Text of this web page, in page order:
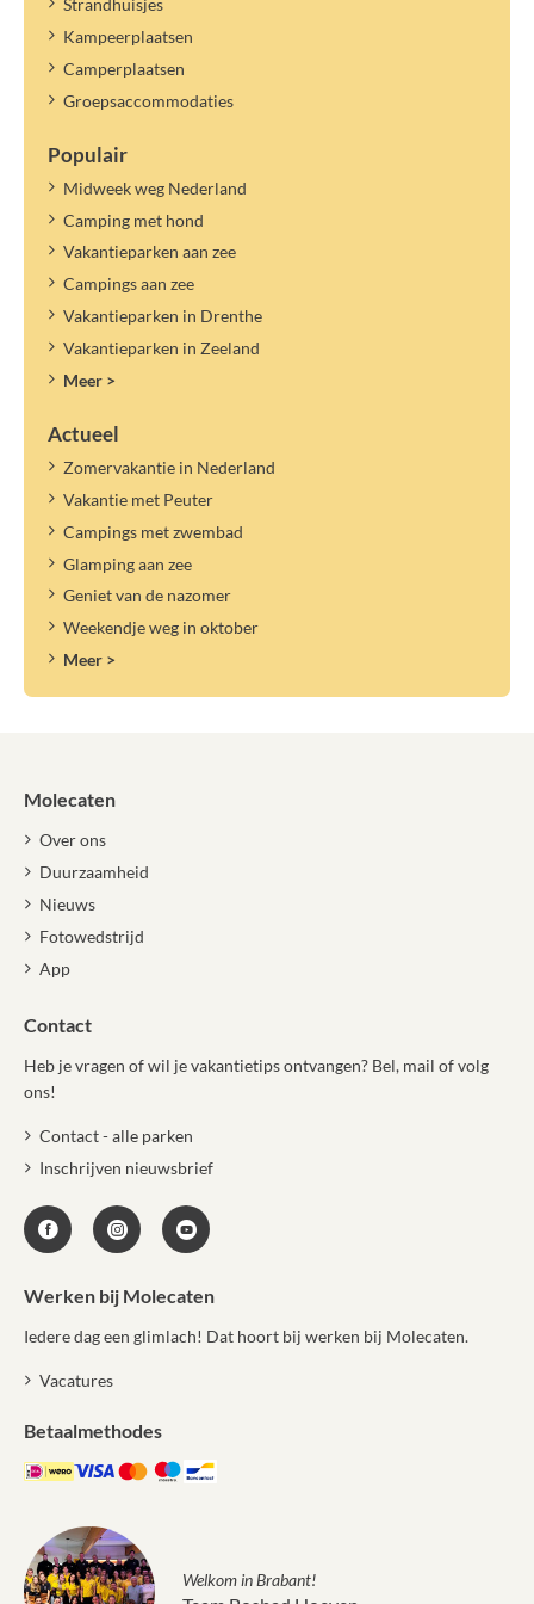
Strandhuisjes
Kampeerplaatsen
Camperplaatsen
Groepsaccommodaties
Populair
Midweek weg Nederland
Camping met hond
Vakantieparken aan zee
Campings aan zee
Vakantieparken in Drenthe
Vakantieparken in Zeeland
Meer >
Actueel
Zomervakantie in Nederland
Vakantie met Peuter
Campings met zwembad
Glamping aan zee
Geniet van de nazomer
Weekendje weg in oktober
Meer >
Molecaten
Over ons
Duurzaamheid
Nieuws
Fotowedstrijd
App
Contact
Heb je vragen of wil je vakantietips ontvangen? Bel, mail of volg
ons!
Contact - alle parken
Inschrijven nieuwsbrief
Werken bij Molecaten
Iedere dag een glimlach! Dat hoort bij werken bij Molecaten.
Vacatures
Betaalmethodes
Welkom in Brabant!